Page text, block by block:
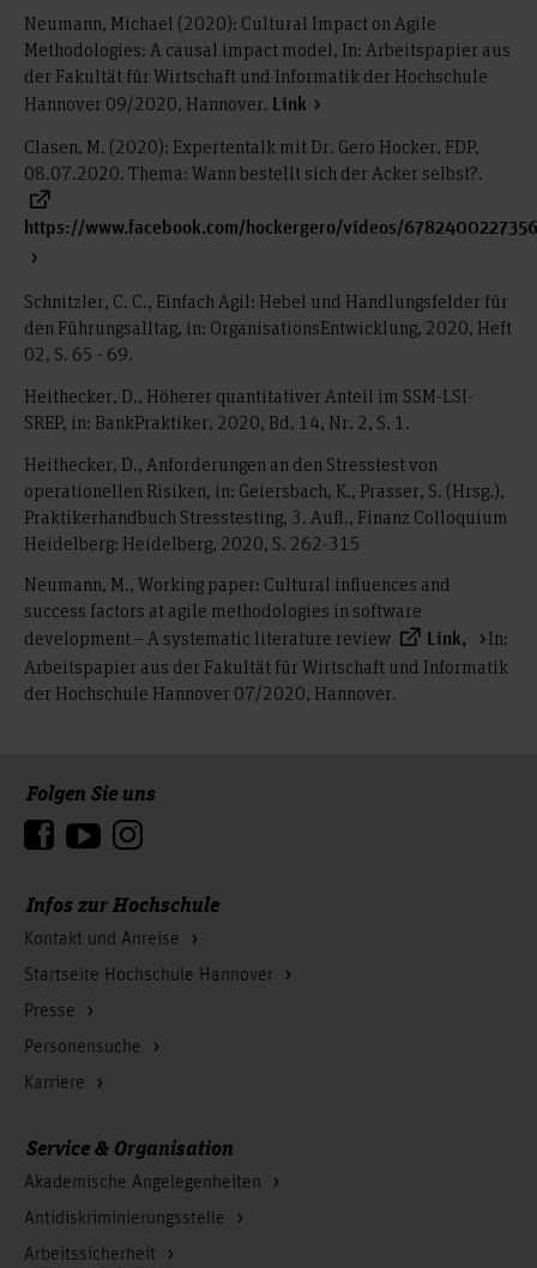
Neumann, Michael (2020): Cultural Impact on Agile
Methodologies: A causal impact model, In: Arbeitspapier aus
der Fakultät für Wirtschaft und Informatik der Hochschule
Hannover 09/2020, Hannover. Link
Clasen, M. (2020): Expertentalk mit Dr. Gero Hocker, FDP,
08.07.2020. Thema: Wann bestellt sich der Acker selbst?.
https://www.facebook.com/hockergero/videos/
Schnitzler, C. C., Einfach Agil: Hebel und Handlungsfelder für
den Führungsalltag, in: OrganisationsEntwicklung, 2020, Heft
02, S. 65 - 69.
Heithecker, D., Höherer quantitativer Anteil im SSM-LSI-
SREP, in: BankPraktiker, 2020, Bd. 14, Nr. 2, S. 1.
Heithecker, D., Anforderungen an den Stresstest von
operationellen Risiken, in: Geiersbach, K., Prasser, S. (Hrsg.),
Praktikerhandbuch Stresstesting, 3. Aufl., Finanz Colloquium
Heidelberg: Heidelberg, 2020, S. 262-315
Neumann, M., Working paper: Cultural influences and
success factors at agile methodologies in software
development – A systematic literature review
Link,
In:
Arbeitspapier aus der Fakultät für Wirtschaft und Informatik
der Hochschule Hannover 07/2020, Hannover.
Infos zur Hochschule
Kontakt und Anreise
Startseite Hochschule Hannover
Presse
Personensuche
Karriere
Folgen Sie uns
Service & Organisation
Akademische Angelegenheiten
Antidiskriminierungsstelle
Arbeitssicherheit